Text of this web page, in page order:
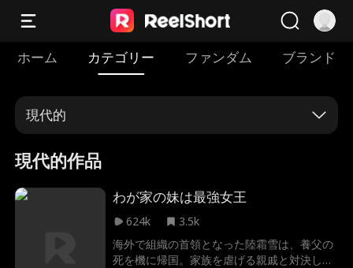
ホーム カテゴリー ファンダム ブランド
現代的
現代的作品
わが家の妹は最強女王
624k
3.5k
海外で組織の首領となった陸霜雪は、養父の
死を機に帰国。家族を虐げる親戚と対決し、